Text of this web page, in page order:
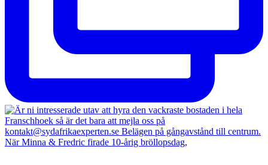
När Minna & Fredric firade 10-årig bröllopsdag,